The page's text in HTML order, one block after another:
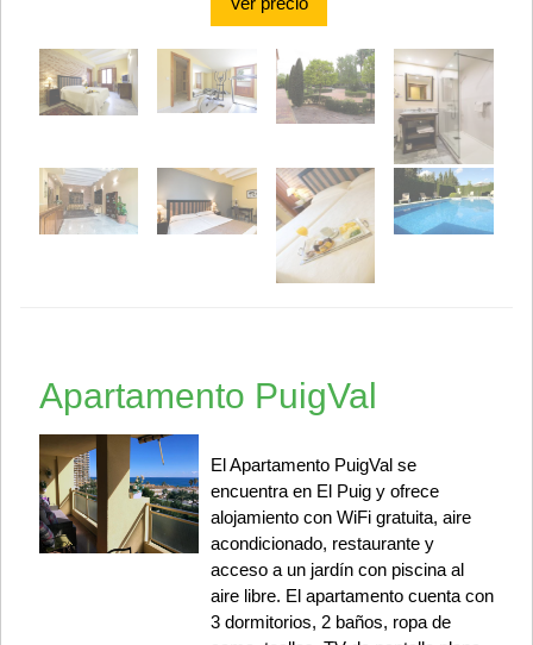
Apartamento PuigVal
El Apartamento PuigVal se
encuentra en El Puig y ofrece
alojamiento con WiFi gratuita, aire
acondicionado, restaurante y
acceso a un jardín con piscina al
aire libre. El apartamento cuenta con
3 dormitorios, 2 baños, ropa de